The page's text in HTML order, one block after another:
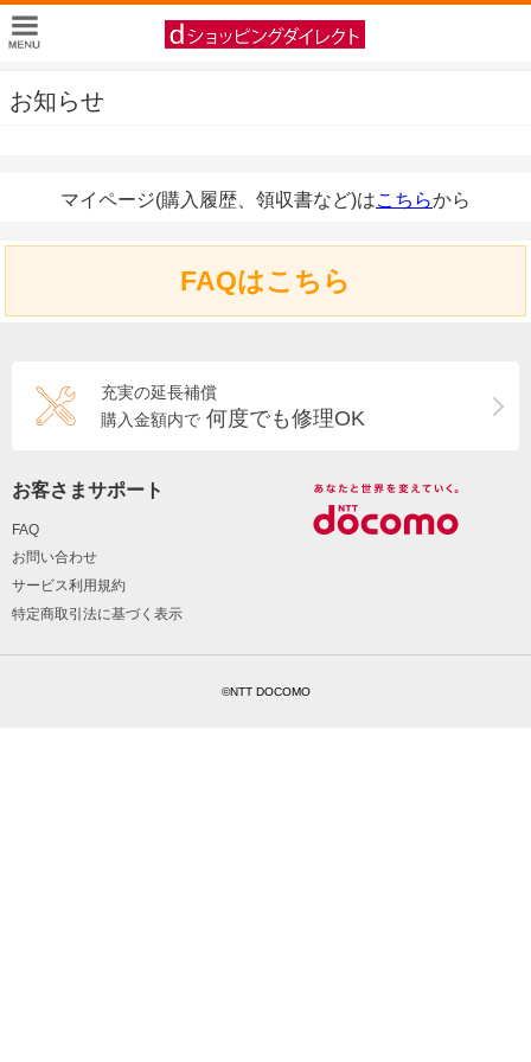
お知らせ
マイページ(購入履歴、領収書など)はこちらから
FAQはこちら
充実の延長補償
購入金額内で 何度でも修理OK
お客さまサポート
FAQ
お問い合わせ
サービス利用規約
特定商取引法に基づく表示
©NTT DOCOMO